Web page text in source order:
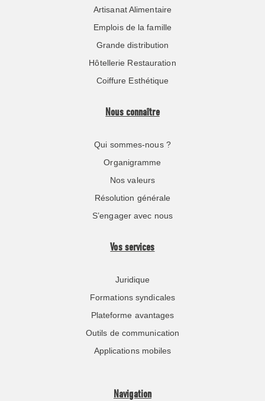
Artisanat Alimentaire
Emplois de la famille
Grande distribution
Hôtellerie Restauration
Coiffure Esthétique
Nous connaître
Qui sommes-nous ?
Organigramme
Nos valeurs
Résolution générale
S’engager avec nous
Vos services
Juridique
Formations syndicales
Plateforme avantages
Outils de communication
Applications mobiles
Navigation